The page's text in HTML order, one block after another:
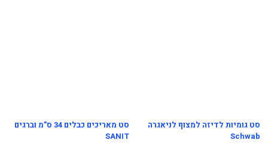
סט גומיות לדיזה למצוף לניאגרה
Schwab
סט מאריכים כבלים 34 ס”מ וברגים
SANIT